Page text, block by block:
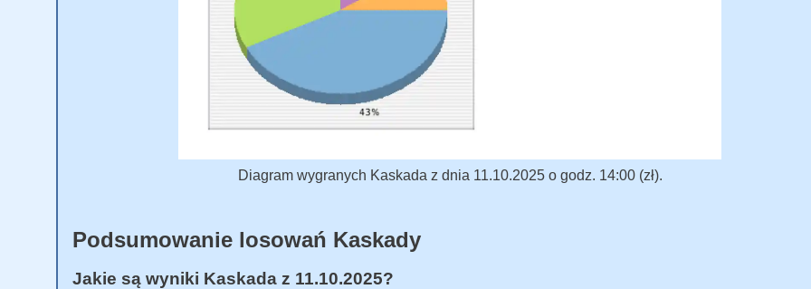
Diagram wygranych Kaskada z dnia 11.10.2025 o godz. 14:00 (zł).
Podsumowanie losowań Kaskady
Jakie są wyniki Kaskada z 11.10.2025?